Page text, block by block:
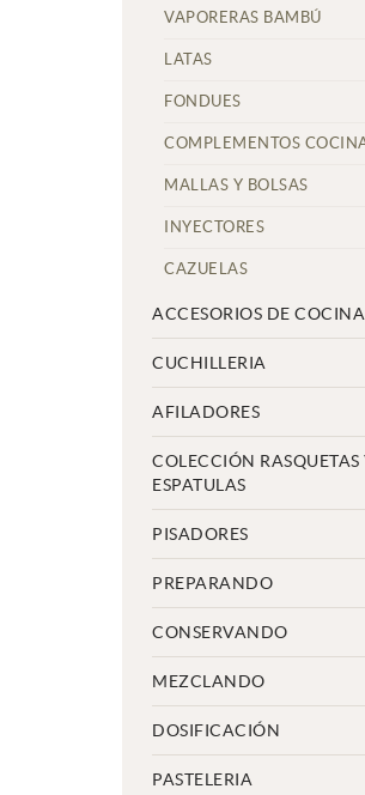
VAPORERAS BAMBÚ
LATAS
FONDUES
COMPLEMENTOS
MALLAS Y BOLSAS
INYECTORES
CAZUELAS
ACCESORIOS DE COCINA
CUCHILLERIA
AFILADORES
COLECCIÓN RASQUETAS
ESPATULAS
PISADORES
PREPARANDO
CONSERVANDO
MEZCLANDO
DOSIFICACIÓN
PASTELERIA